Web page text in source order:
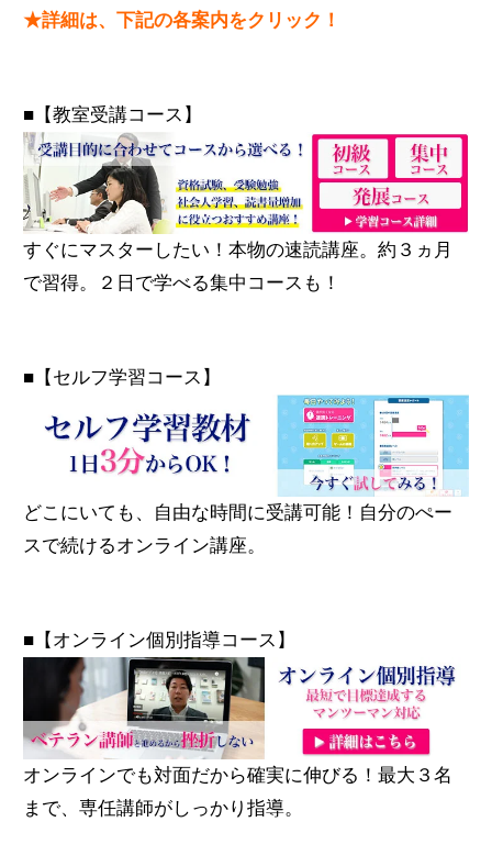
★詳細は、下記の各案内をクリック！
■【教室受講コース】
すぐにマスターしたい！本物の速読講座。約３ヵ月
で習得。２日で学べる集中コースも！
■【セルフ学習コース】
どこにいても、自由な時間に受講可能！自分のぺー
スで続けるオンライン講座。
■【オンライン個別指導コース】
オンラインでも対面だから確実に伸びる！最大３名
まで、専任講師がしっかり指導。